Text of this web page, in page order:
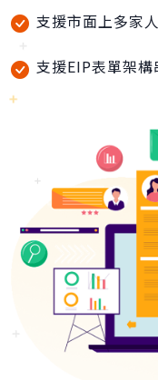
支援市面上多家
支援EIP表單架構